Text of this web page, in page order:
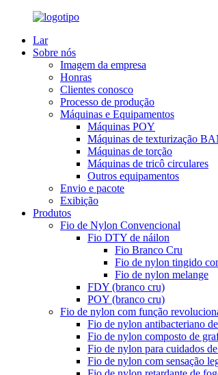
Lar
Sobre nós
Imagem da empresa
Honras
Clientes conosco
Processo de produção
Máquinas e Equipamentos
Máquinas POY
Máquinas de texturização
Máquinas de torção
Máquinas de tricô circulares
Outros equipamentos
Envio e pacote
Exibição
Produtos
Fio de Nylon Convencional
Fio DTY de náilon
Fio Branco Cru
Fio de nylon tingido
Fio de nylon melange
FDY (branco cru)
POY (branco cru)
Fio de nylon com função
Fio de nylon antibacteriano
Fio de nylon composto de
Fio de nylon para cuidados
Fio de nylon com sensação